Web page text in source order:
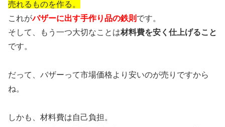
売れるものを作る。
これがバザーに出す手作り品の鉄則 です。
そして、もう一つ大切なことは材料費を安く仕上げること
です。
だって、バザーって市場価格より安いのが売りですから
ね。
しかも、材料費は自己負担。